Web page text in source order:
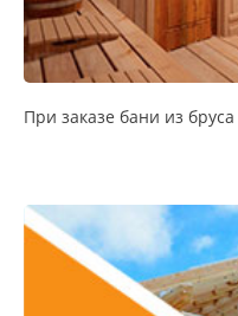
При заказе бани из